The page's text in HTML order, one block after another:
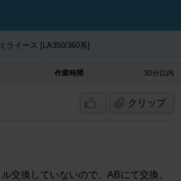
ライース [LA350/360系]
作業時間 30分以内
クリップ
交換していないので、ABにて交換。